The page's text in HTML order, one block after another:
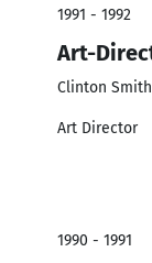
1991 - 1992
Art-
Clinton
Art Director
1990 - 1991